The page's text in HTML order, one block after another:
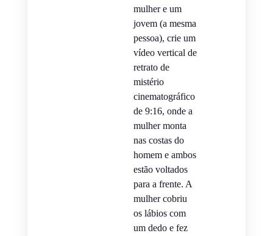
mulher e um
jovem (a mesma
pessoa), crie um
vídeo vertical de
retrato de
mistério
cinematográfico
de 9:16, onde a
mulher monta
nas costas do
homem e ambos
estão voltados
para a frente. A
mulher cobriu
os lábios com
um dedo e fez